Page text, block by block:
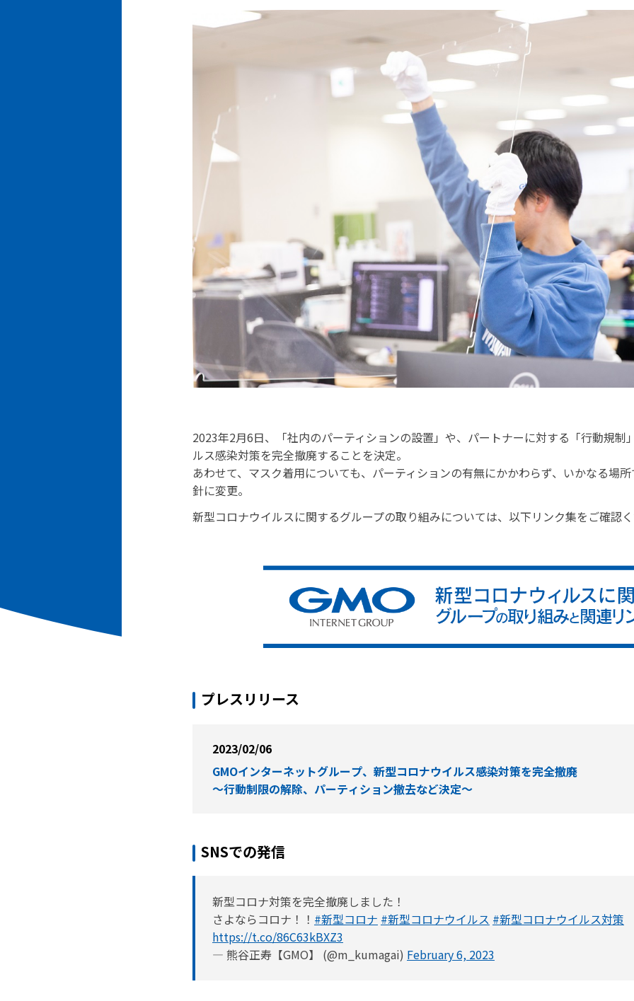
2023年2月6日、「社内のパーティションの設置」や、パートナーに対する「行動規制
ルス感染対策を完全撤廃することを決定。
あわせて、マスク着用についても、パーティションの有無にかかわらず、いかなる場
針に変更。
新型コロナウイルスに関するグループの取り組みについては、以下リンク集をご確認く
プレスリリース
2023/02/06
GMOインターネットグループ、新型コロナウイルス感染対策を完全撤廃
～行動制限の解除、パーティション撤去など決定～
SNSでの発信
新型コロナ対策を完全撤廃しました！
さよならコロナ！！ #新型コロナ #新型コロナウイルス #新型コロナウイルス対策
https://t.co/86C63kBXZ3
— 熊谷正寿【GMO】 (@m_kumagai) February 6, 2023